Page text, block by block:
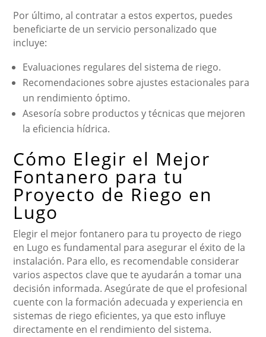
Por último, al contratar a estos expertos, puedes
beneficiarte de un servicio personalizado que
incluye:
Evaluaciones regulares del sistema de riego.
Recomendaciones sobre ajustes estacionales para
un rendimiento óptimo.
Asesoría sobre productos y técnicas que mejoren
la eficiencia hídrica.
Cómo Elegir el Mejor
Fontanero para tu
Proyecto de Riego en
Lugo
Elegir el mejor fontanero para tu proyecto de riego
en Lugo es fundamental para asegurar el éxito de la
instalación. Para ello, es recomendable considerar
varios aspectos clave que te ayudarán a tomar una
decisión informada. Asegúrate de que el profesional
cuente con la formación adecuada y experiencia en
sistemas de riego eficientes, ya que esto influye
directamente en el rendimiento del sistema.